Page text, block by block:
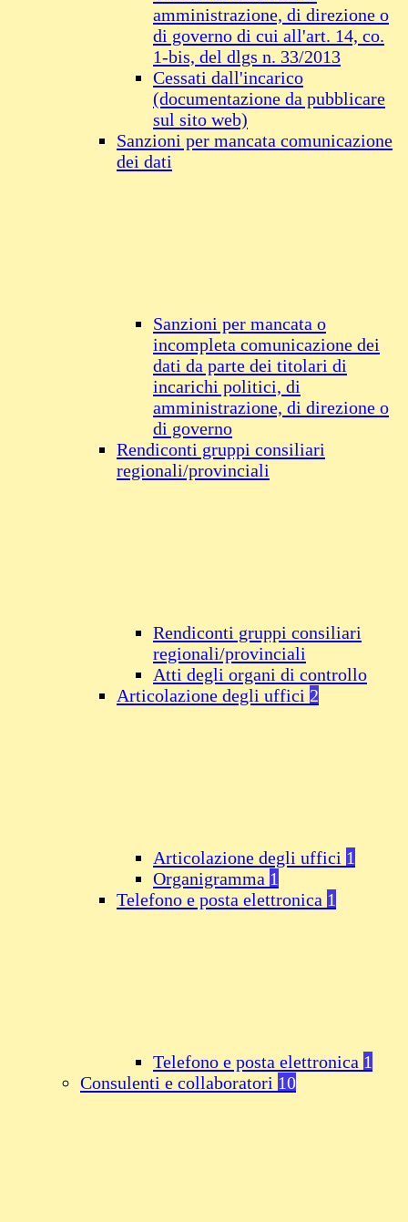
amministrazione, di direzione o
di governo di cui all'art. 14, co.
1-bis, del dlgs n. 33/2013
Cessati dall'incarico
(documentazione da pubblicare
sul sito web)
Sanzioni per mancata comunicazione
dei dati
Sanzioni per mancata o
incompleta comunicazione dei
dati da parte dei titolari di
incarichi politici, di
amministrazione, di direzione o
di governo
Rendiconti gruppi consiliari
regionali/provinciali
Rendiconti gruppi consiliari
regionali/provinciali
Atti degli organi di controllo
Articolazione degli uffici 2
Articolazione degli uffici 1
Organigramma 1
Telefono e posta elettronica 1
Telefono e posta elettronica 1
Consulenti e collaboratori 10